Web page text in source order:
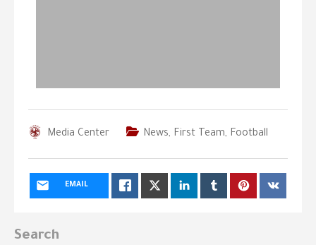
Media Center News, First Team, Football
EMAIL
Search